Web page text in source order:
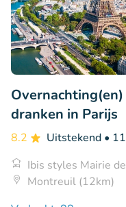
dranken in Parijs
8.2 Uitstekend •
Ibis styles Mairie
Montreuil (12km)